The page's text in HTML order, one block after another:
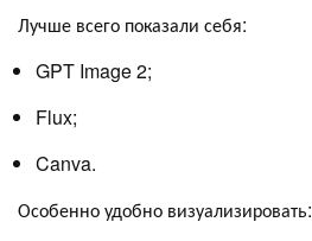
Лучше всего показали себя:
GPT Image 2;
Flux;
Canva.
Особенно удобно визуализировать: